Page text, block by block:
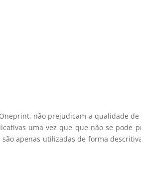
não prejudicam a qualidade
uma vez que que não se pode
apenas utilizadas de forma